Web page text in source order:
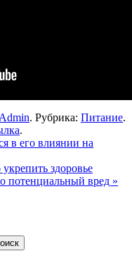
Admin. Рубрика: Питание.
.
в его влиянии на
здоровье
потенциальный вред »